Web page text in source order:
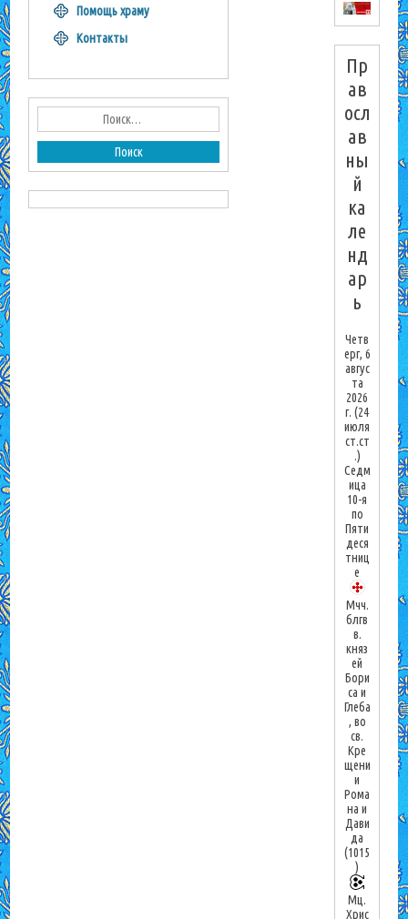
Пр
ав
осл
ав
ны
й
ка
ле
нд
ар
ь
Четв
ерг, 6
авгус
та
2026
г.(24
июля
ст.ст
.)
Седм
ица
10-я
по
Пяти
деся
тниц
е
Мчч.
блгв
в.
княз
ей
Бори
са и
Глеба
, во
св.
Кре
щени
и
Рома
на и
Дави
да
(1015
)
Мц.
Хрис
Помощь храму
Контакты